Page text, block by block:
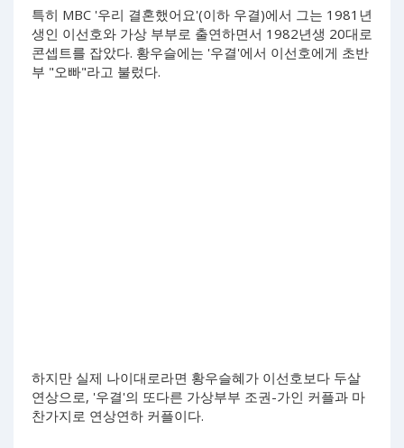
특히 MBC '우리 결혼했어요'(이하 우결)에서 그는 1981년
생인 이선호와 가상 부부로 출연하면서 1982년생 20대로
콘셉트를 잡았다. 황우슬에는 '우결'에서 이선호에게 초반
부 "오빠"라고 불렀다.
하지만 실제 나이대로라면 황우슬혜가 이선호보다 두살
연상으로, '우결'의 또다른 가상부부 조권-가인 커플과 마
찬가지로 연상연하 커플이다.